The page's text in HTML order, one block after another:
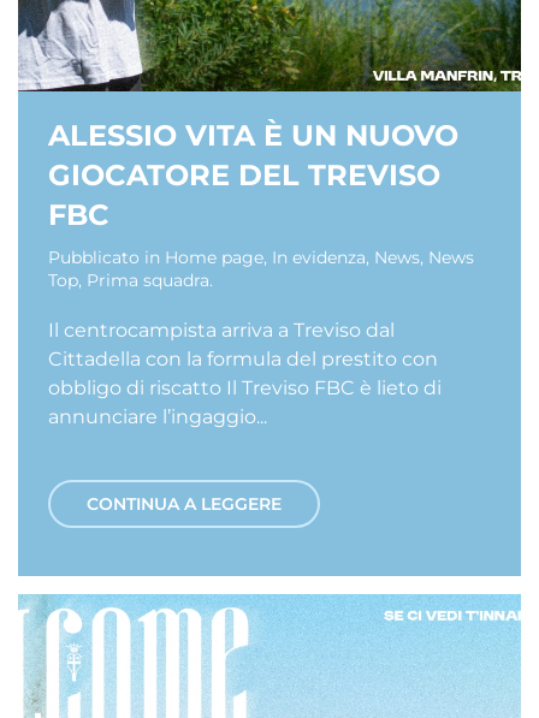
ALESSIO VITA È UN NUOVO
GIOCATORE DEL TREVISO
FBC
Pubblicato in Home page, In evidenza, News, News
Top, Prima squadra.
Il centrocampista arriva a Treviso dal
Cittadella con la formula del prestito con
obbligo di riscatto Il Treviso FBC è lieto di
annunciare l’ingaggio...
CONTINUA A LEGGERE